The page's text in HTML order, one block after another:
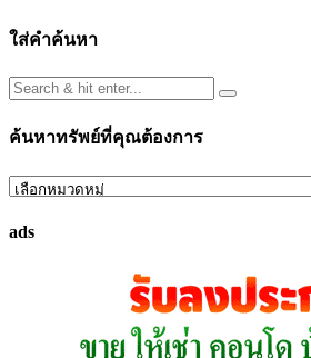
ใส่คำค้นหา
ค้นหาทรัพย์ที่คุณต้องการ
ค้นหา
ที่
ads